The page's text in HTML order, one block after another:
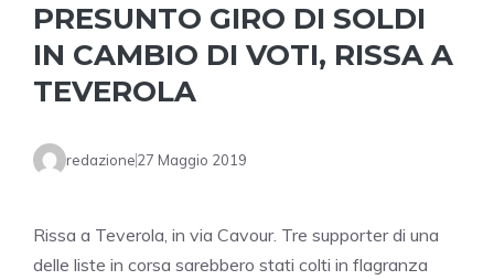
PRESUNTO GIRO DI SOLDI
IN CAMBIO DI VOTI, RISSA A
TEVEROLA
redazione27 Maggio 2019
Rissa a Teverola, in via Cavour. Tre supporter di una
delle liste in corsa sarebbero stati colti in flagranza